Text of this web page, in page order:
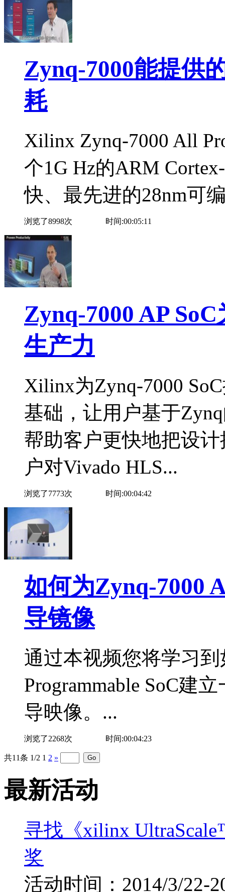
Zynq-7000能提供
耗
Xilinx Zynq-7000 All
个1G Hz的ARM
快、最先进的28nm可
浏览了8998次 时间:00:05:11
Zynq-7000 AP
生产力
Xilinx为Zynq-7000
基础，让用户基于
帮助客户更快地把设
户对Vivado HLS...
浏览了7773次 时间:00:04:42
如何为Zynq-7000
导镜像
通过本视频您将学习
Programmable SoC建
导映像。...
浏览了2268次 时间:00:04:23
共11条 1/2 1 2 »
最新活动
寻找《xilinx
奖
活动时间：2014/3/22-